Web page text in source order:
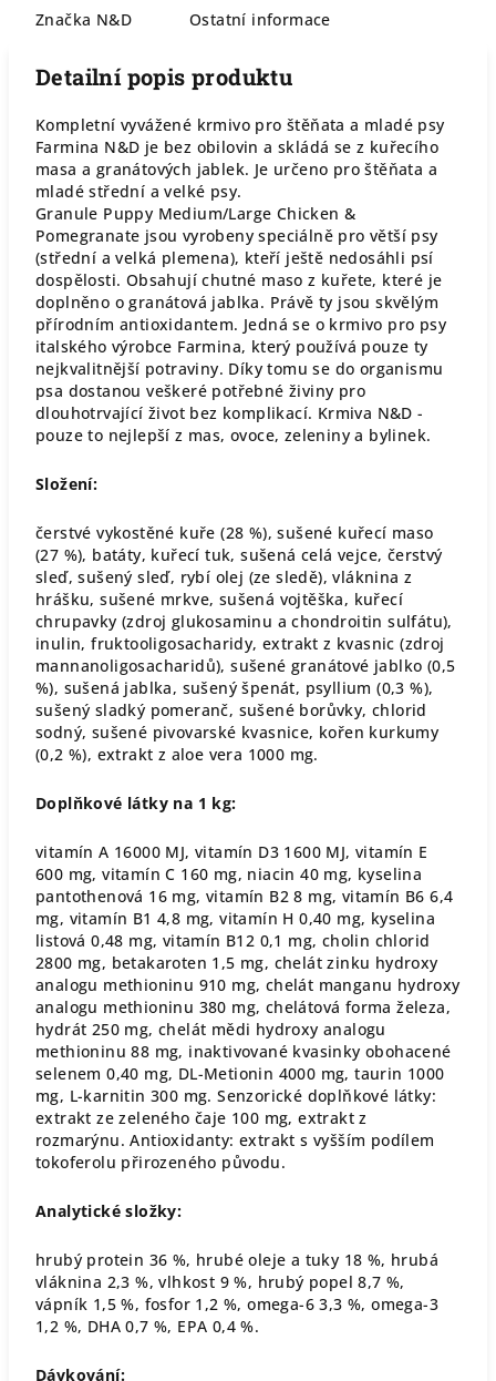
Značka N&D Ostatní informace
Detailní popis produktu
Kompletní vyvážené krmivo pro štěňata a mladé psy
Farmina N&D je bez obilovin a skládá se z kuřecího
masa a granátových jablek. Je určeno pro štěňata a
mladé střední a velké psy.
Granule Puppy Medium/Large Chicken &
Pomegranate jsou vyrobeny speciálně pro větší psy
(střední a velká plemena), kteří ještě nedosáhli psí
dospělosti. Obsahují chutné maso z kuřete, které je
doplněno o granátová jablka. Právě ty jsou skvělým
přírodním antioxidantem. Jedná se o krmivo pro psy
italského výrobce Farmina, který používá pouze ty
nejkvalitnější potraviny. Díky tomu se do organismu
psa dostanou veškeré potřebné živiny pro
dlouhotrvající život bez komplikací. Krmiva N&D -
pouze to nejlepší z mas, ovoce, zeleniny a bylinek.
Složení:
čerstvé vykostěné kuře (28 %), sušené kuřecí maso
(27 %), batáty, kuřecí tuk, sušená celá vejce, čerstvý
sleď, sušený sleď, rybí olej (ze sledě), vláknina z
hrášku, sušené mrkve, sušená vojtěška, kuřecí
chrupavky (zdroj glukosaminu a chondroitin sulfátu),
inulin, fruktooligosacharidy, extrakt z kvasnic (zdroj
mannanoligosacharidů), sušené granátové jablko (0,5
%), sušená jablka, sušený špenát, psyllium (0,3 %),
sušený sladký pomeranč, sušené borůvky, chlorid
sodný, sušené pivovarské kvasnice, kořen kurkumy
(0,2 %), extrakt z aloe vera 1000 mg.
Doplňkové látky na 1 kg:
vitamín A 16000 MJ, vitamín D3 1600 MJ, vitamín E
600 mg, vitamín C 160 mg, niacin 40 mg, kyselina
pantothenová 16 mg, vitamín B2 8 mg, vitamín B6 6,4
mg, vitamín B1 4,8 mg, vitamín H 0,40 mg, kyselina
listová 0,48 mg, vitamín B12 0,1 mg, cholin chlorid
2800 mg, betakaroten 1,5 mg, chelát zinku hydroxy
analogu methioninu 910 mg, chelát manganu hydroxy
analogu methioninu 380 mg, chelátová forma železa,
hydrát 250 mg, chelát mědi hydroxy analogu
methioninu 88 mg, inaktivované kvasinky obohacené
selenem 0,40 mg, DL-Metionin 4000 mg, taurin 1000
mg, L-karnitin 300 mg. Senzorické doplňkové látky:
extrakt ze zeleného čaje 100 mg, extrakt z
rozmarýnu. Antioxidanty: extrakt s vyšším podílem
tokoferolu přirozeného původu.
Analytické složky:
hrubý protein 36 %, hrubé oleje a tuky 18 %, hrubá
vláknina 2,3 %, vlhkost 9 %, hrubý popel 8,7 %,
vápník 1,5 %, fosfor 1,2 %, omega-6 3,3 %, omega-3
1,2 %, DHA 0,7 %, EPA 0,4 %.
Dávkování: